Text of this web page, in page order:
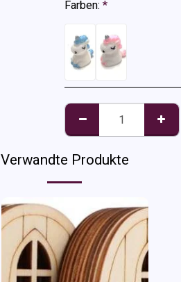
Farben: *
Verwandte Produkte